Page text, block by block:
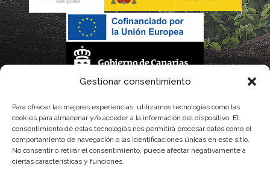
Gestionar consentimiento
Para ofrecer las mejores experiencias, utilizamos tecnologías como las
cookies para almacenar y/o acceder a la información del dispositivo. El
consentimiento de estas tecnologías nos permitirá procesar datos como el
comportamiento de navegación o las identificaciones únicas en este sitio.
No consentir o retirar el consentimiento, puede afectar negativamente a
ciertas características y funciones.
parcialmente, por el Gobierno de Canarias
con fondos provenientes del presupuesto de gastos del Instituto Canario de
Calidad Agroalimentaria